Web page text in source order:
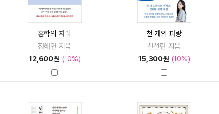
홍학의 자리
정해연 지음
12,600원 (10%)
천 개의 파랑
천선란 지음
15,300원 (10%)